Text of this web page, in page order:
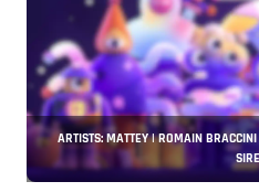
ARTISTS: MATTEY | ROMAIN
SIRE